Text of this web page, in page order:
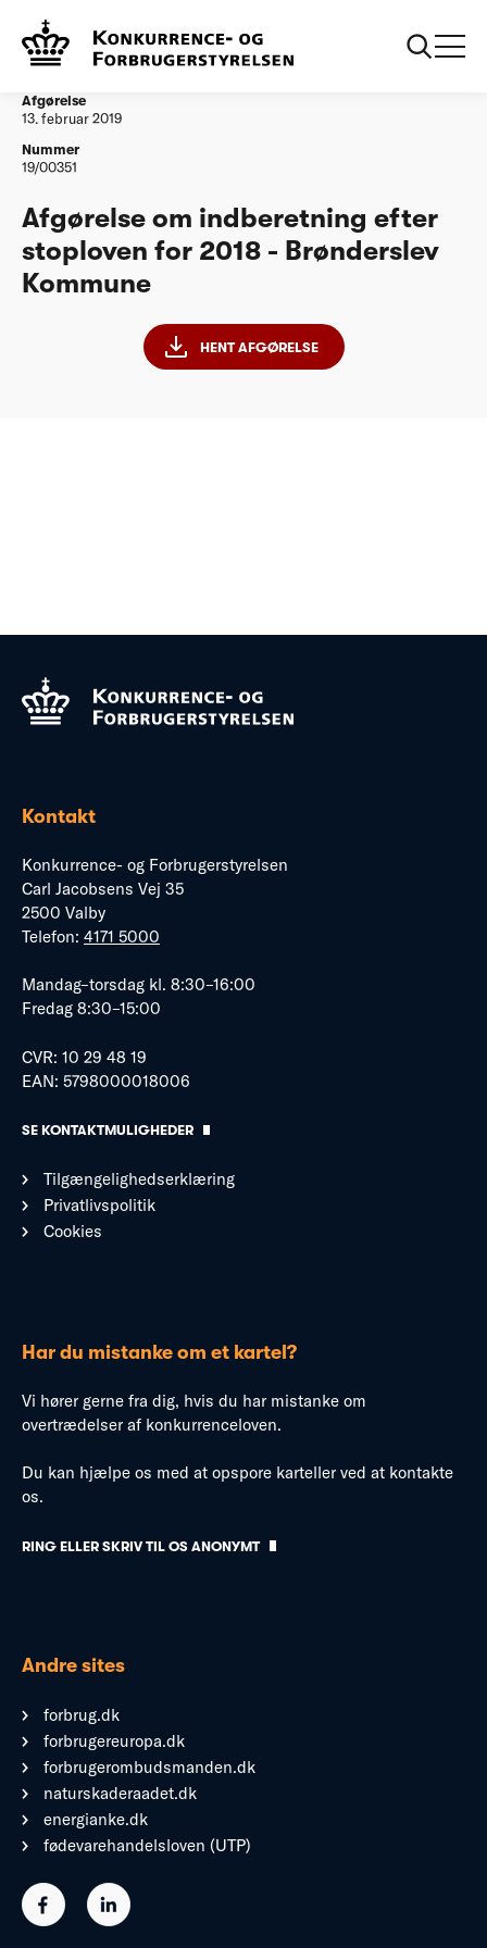
Vandtilsyn
2018 - Brønderslev Kommune
Afgørelse
13. februar 2019
Nummer
19/00351
Afgørelse om indberetning efter
stoploven for 2018 - Brønderslev
Kommune
HENT AFGØRELSE
Kontakt
Konkurrence- og Forbrugerstyrelsen
Carl Jacobsens Vej 35
2500 Valby
Telefon: 4171 5000
Mandag–torsdag kl. 8:30–16:00
Fredag 8:30–15:00
CVR: 10 29 48 19
EAN: 5798000018006
SE KONTAKTMULIGHEDER
Tilgængelighedserklæring
Privatlivspolitik
Cookies
Har du mistanke om et kartel?
Vi hører gerne fra dig, hvis du har mistanke om
overtrædelser af konkurrenceloven.
Du kan hjælpe os med at opspore karteller ved at kontakte
os.
RING ELLER SKRIV TIL OS ANONYMT
Andre sites
forbrug.dk
forbrugereuropa.dk
forbrugerombudsmanden.dk
naturskaderaadet.dk
energianke.dk
fødevarehandelsloven (UTP)